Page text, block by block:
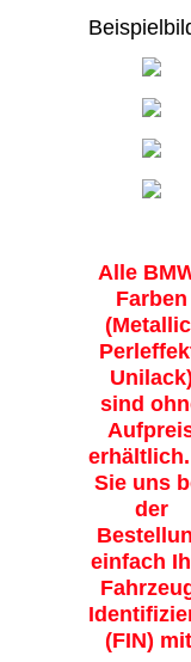
Alle
Farben
Unilack)
sind
Sie uns
der
einfach
(FIN)